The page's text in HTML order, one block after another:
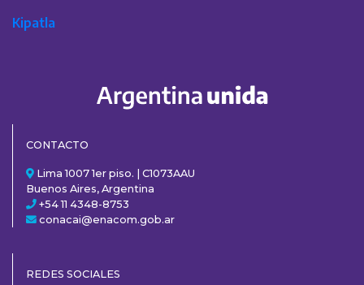
Kipatla
CONTACTO
Lima 1007 1er piso. | C1073AAU
Buenos Aires, Argentina
+54 11 4348-8753
conacai@enacom.gob.ar
REDES SOCIALES